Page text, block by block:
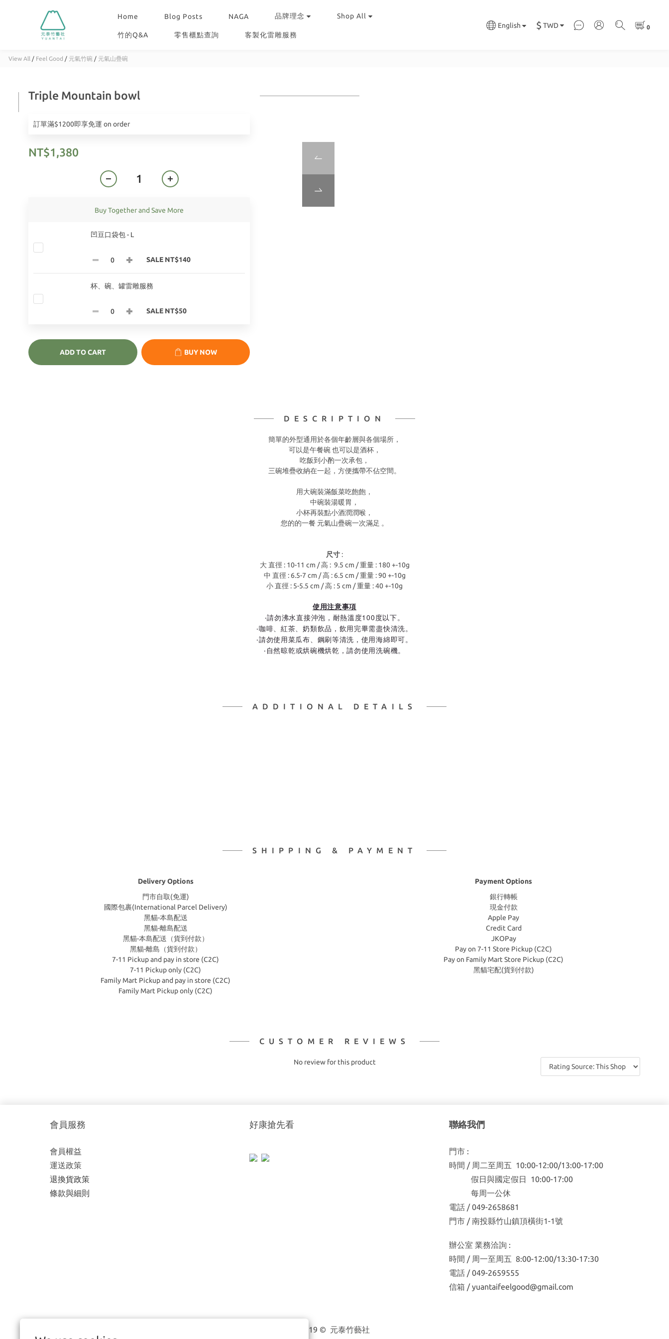
Home Blog Posts NAGA 品牌理念 Shop All
竹的Q&A 零售櫃點查詢 客製化雷雕服務
English $ TWD
View All / Feel Good / 元氣竹碗 / 元氣山疊碗
Triple Mountain bowl
訂單滿$1200即享免運 on order
NT$1,380
Buy Together and Save More
凹豆口袋包 - L
SALE NT$140
杯、碗、罐雷雕服務
SALE NT$50
ADD TO CART BUY NOW
DESCRIPTION
簡單的外型通用於各個年齡層與各個場所，
可以是午餐碗 也可以是酒杯，
吃飯到小酌一次承包，
三碗堆疊收納在一起，方便攜帶不佔空間。
用大碗裝滿飯菜吃飽飽，
中碗裝湯暖胃，
小杯再裝點小酒潤潤喉，
您的的一餐 元氣山疊碗一次滿足 。
尺寸 :
大 直徑 : 10-11 cm / 高 : 9.5 cm / 重量 : 180 +-10g
中 直徑 : 6.5-7 cm / 高 : 6.5 cm / 重量 : 90 +-10g
小 直徑 : 5-5.5 cm / 高 : 5 cm / 重量 : 40 +-10g
使用注意事項
‧請勿沸水直接沖泡 ， 耐熱溫度100度以下。
‧咖啡、紅茶、奶類飲品，飲用完畢需盡快清洗。
‧請勿使用菜瓜布、鋼刷等清洗，使用海綿即可。
‧自然晾乾或烘碗機烘乾，請勿使用洗碗機。
ADDITIONAL DETAILS
SHIPPING & PAYMENT
Delivery Options
門市自取(免運)
國際包裹(International Parcel Delivery)
黑貓-本島配送
黑貓-離島配送
黑貓-本島配送（貨到付款）
黑貓-離島（貨到付款）
7-11 Pickup and pay in store (C2C)
7-11 Pickup only (C2C)
Family Mart Pickup and pay in store (C2C)
Family Mart Pickup only (C2C)
Payment Options
銀行轉帳
現金付款
Apple Pay
Credit Card
JKOPay
Pay on 7-11 Store Pickup (C2C)
Pay on Family Mart Store Pickup (C2C)
黑貓宅配(貨到付款)
CUSTOMER REVIEWS
No review for this product
會員服務
會員權益
運送政策
退換貨政策
條款與細則
好康搶先看 聯絡我們
門市 :
時間 / 周二至周五 10:00-12:00/13:00-17:00
假日與國定假日 10:00-17:00
每周一公休
電話 / 049-2658681
門市 / 南投縣竹山鎮頂橫街1-1號
辦公室 業務洽詢 :
時間 / 周一至周五 8:00-12:00/13:30-17:30
電話 / 049-2659555
信箱 / yuantaifeelgood@gmail.com
2019 © 元泰竹藝社